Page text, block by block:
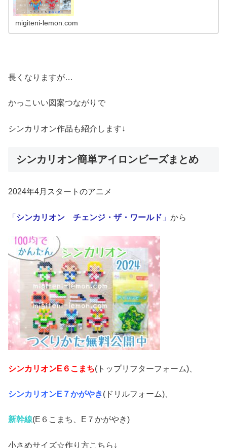
migiteni-lemon.com
長くなりますが…
かっこいい図案つながりで
シンカリオン作品も紹介します↓
シンカリオン簡単アイロンビーズまとめ
2024年4月スタートのアニメ
「 シンカリオン チェンジ・ザ・ワールド 」 から
シンカリオンE６こまち(トップリフターフォーム)、
シンカリオンE７かがやき(ドリルフォーム)、
新幹線(E６こまち、E７かがやき)
小さめサイズ☆作り方こちら↓